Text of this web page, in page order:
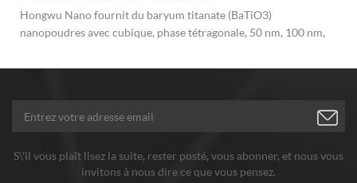
Hongwu Nano fournit du baryum titanate (BaTiO3)
nanopoudres avec cubique, phase tétragonale, 50 nm, 100 nm,
principalement utilisée pour les matériaux électroniques en
S\'il vous plaît lisez la suite, rester posté, vous abonner, et nous vous
invitons à nous dire ce que vous pensez.